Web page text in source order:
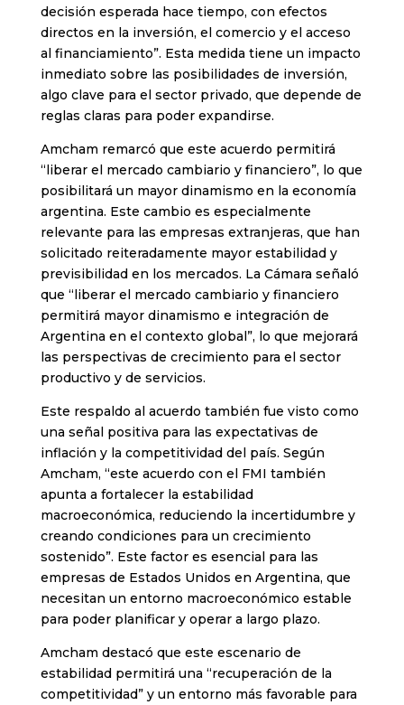
decisión esperada hace tiempo, con efectos
directos en la inversión, el comercio y el acceso
al financiamiento”. Esta medida tiene un impacto
inmediato sobre las posibilidades de inversión,
algo clave para el sector privado, que depende de
reglas claras para poder expandirse.
Amcham remarcó que este acuerdo permitirá
“liberar el mercado cambiario y financiero”, lo que
posibilitará un mayor dinamismo en la economía
argentina. Este cambio es especialmente
relevante para las empresas extranjeras, que han
solicitado reiteradamente mayor estabilidad y
previsibilidad en los mercados. La Cámara señaló
que “liberar el mercado cambiario y financiero
permitirá mayor dinamismo e integración de
Argentina en el contexto global”, lo que mejorará
las perspectivas de crecimiento para el sector
productivo y de servicios.
Este respaldo al acuerdo también fue visto como
una señal positiva para las expectativas de
inflación y la competitividad del país. Según
Amcham, “este acuerdo con el FMI también
apunta a fortalecer la estabilidad
macroeconómica, reduciendo la incertidumbre y
creando condiciones para un crecimiento
sostenido”. Este factor es esencial para las
empresas de Estados Unidos en Argentina, que
necesitan un entorno macroeconómico estable
para poder planificar y operar a largo plazo.
Amcham destacó que este escenario de
estabilidad permitirá una “recuperación de la
competitividad” y un entorno más favorable para